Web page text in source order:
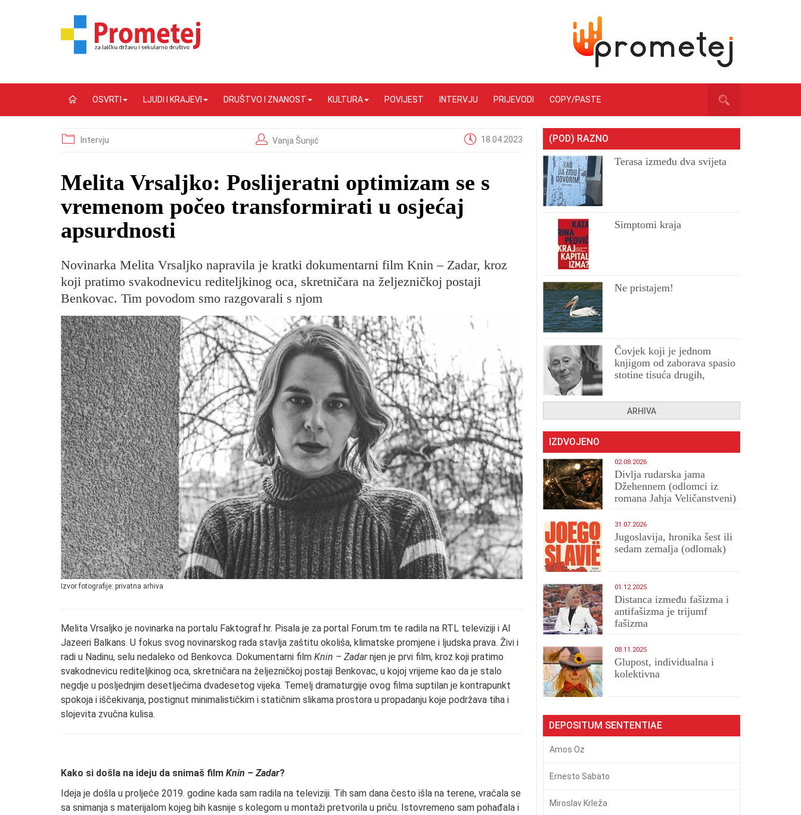
OSVRTI LJUDI I KRAJEVI DRUŠTVO I ZNANOST KULTURA POVIJEST INTERVJU PRIJEVODI COPY/PASTE
Intervju Vanja Šunjić 18.04.2023
​Melita Vrsaljko: Poslijeratni optimizam se s
vremenom počeo transformirati u osjećaj
apsurdnosti
Novinarka Melita Vrsaljko napravila je kratki dokumentarni film Knin – Zadar, kroz
koji pratimo svakodnevicu rediteljkinog oca, skretničara na željezničkoj postaji
Benkovac. Tim povodom smo razgovarali s njom
Izvor fotografije: privatna arhiva
Melita Vrsaljko je novinarka na portalu Faktograf.hr. Pisala je za portal Forum.tm te radila na RTL televiziji i Al
Jazeeri Balkans. U fokus svog novinarskog rada stavlja zaštitu okoliša, klimatske promjene i ljudska prava. Živi i
radi u Nadinu, selu nedaleko od Benkovca. Dokumentarni film Knin – Zadarnjen je prvi film, kroz koji pratimo
svakodnevicu rediteljkinog oca, skretničara na željezničkoj postaji Benkovac, u kojoj vrijeme kao da je stalo
negdje u posljednjim desetljećima dvadesetog vijeka. Temelj dramaturgije ovog filma suptilan je kontrapunkt
spokoja i iščekivanja, postignut minimalističkim i statičnim slikama prostora u propadanju koje podržava tiha i
slojevita zvučna kulisa.
Kako si došla na ideju da snimaš film Knin – Zadar?
Ideja je došla u proljeće 2019. godine kada sam radila na televiziji. Tih sam dana često išla na terene, vraćala se
sa snimanja s materijalom kojeg bih kasnije s kolegom u montaži pretvorila u priču. Istovremeno sam pohađala i
(POD) RAZNO
Terasa između dva svijeta
Simptomi kraja
Ne pristajem!
Čovjek koji je jednom
knjigom od zaborava spasio
stotine tisuća drugih,
ARHIVA
IZDVOJENO
02.08.2026
Divlja rudarska jama
Džehennem (odlomci iz
romana Jahja Veličanstveni)
31.07.2026
Jugoslavija, hronika šest ili
sedam zemalja (odlomak)
01.12.2025
Distanca između fašizma i
antifašizma je trijumf
fašizma
08.11.2025
Glupost, individualna i
kolektivna
DEPOSITUM SENTENTIAE
Amos Oz
Ernesto Sabato
Miroslav Krleža